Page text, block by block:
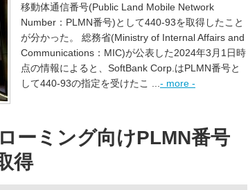
移動体通信番号(Public Land Mobile Network
Number：PLMN番号)として440-93を取得したこと
が分かった。 総務省(Ministry of Internal Affairs and
Communications：MIC)が公表した2024年3月1日時
点の情報によると、SoftBank Corp.はPLMN番号と
して440-93の指定を受けたこ ... - more -
ーミング向けPLMN番号
得